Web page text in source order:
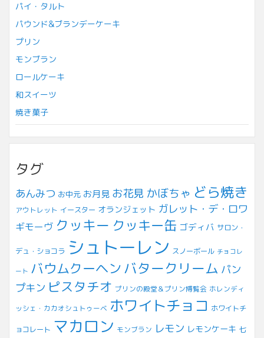
パイ・タルト
パウンド&ブランデーケーキ
プリン
モンブラン
ロールケーキ
和スイーツ
焼き菓子
タグ
あんみつ お中元 お月見 お花見 かぼちゃ どら焼き
アウトレット イースター オランジェット ガレット・デ・ロワ
ギモーヴ クッキー クッキー缶 ゴディバ サロン・
デュ・ショコラ シュトーレン スノーボール チョコレ
ート バウムクーヘンバタークリーム パン
プキン ピスタチオ プリンの殿堂＆プリン博覧会 ホレンディ
ッシェ・カカオシュトゥーベ ホワイトチョコ ホワイトチ
ョコレート マカロン モンブラン レモン レモンケーキ 七